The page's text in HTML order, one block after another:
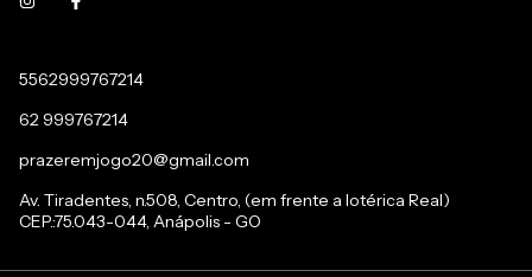
5562999767214
62 999767214
prazeremjogo20@gmail.com
Av. Tiradentes, n.508, Centro, (em frente a lotérica Real)
CEP.:75.043-044, Anápolis - GO